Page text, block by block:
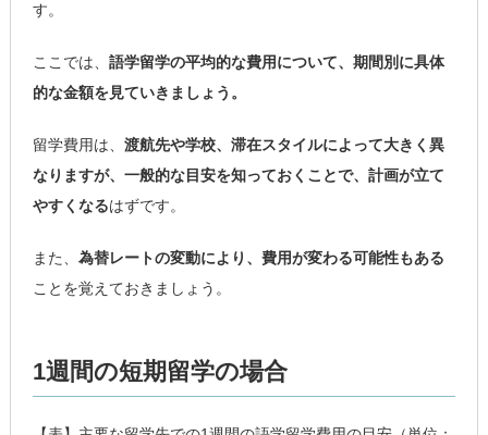
す。
ここでは、 語学留学の平均的な費用について、期間別に具体
的な金額を見ていきましょう。
留学費用は、 渡航先や学校、滞在スタイルによって大きく異
なりますが、一般的な目安を知っておくことで、計画が立て
やすくなるはずです。
また、 為替レートの変動により、費用が変わる可能性もある
ことを覚えておきましょう。
1週間の短期留学の場合